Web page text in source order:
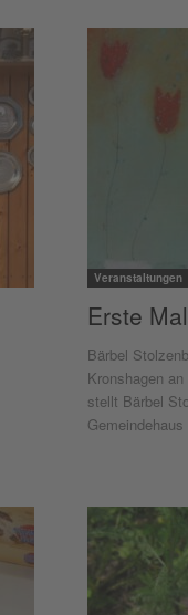
Veranstaltungen
Erste
Bärbel
Kronshagen
stellt Bärbel
Gemeindehaus